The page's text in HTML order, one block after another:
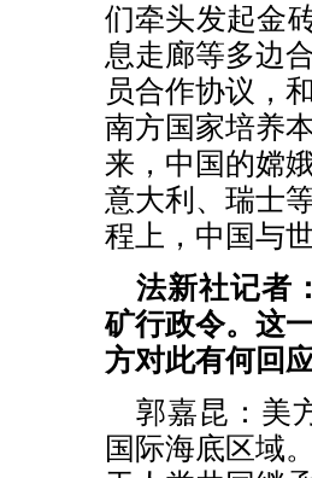
们牵头发起金
息走廊等多边
员合作协议，
南方国家培养
来，中国的嫦
意大利、瑞士
程上，中国与
法新社记者
矿行政令。这
方对此有何回
郭嘉昆：美
国际海底区域